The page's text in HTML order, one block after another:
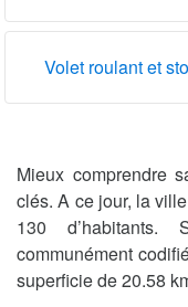
Volet roulant et
Mieux comprendre
clés. A ce jour, la
130 d’habitants.
communément
superficie de 20.58